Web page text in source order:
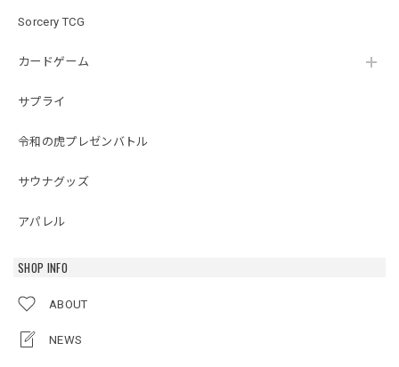
Sorcery TCG
カードゲーム
サプライ
令和の虎プレゼンバトル
サウナグッズ
アパレル
SHOP INFO
ABOUT
NEWS